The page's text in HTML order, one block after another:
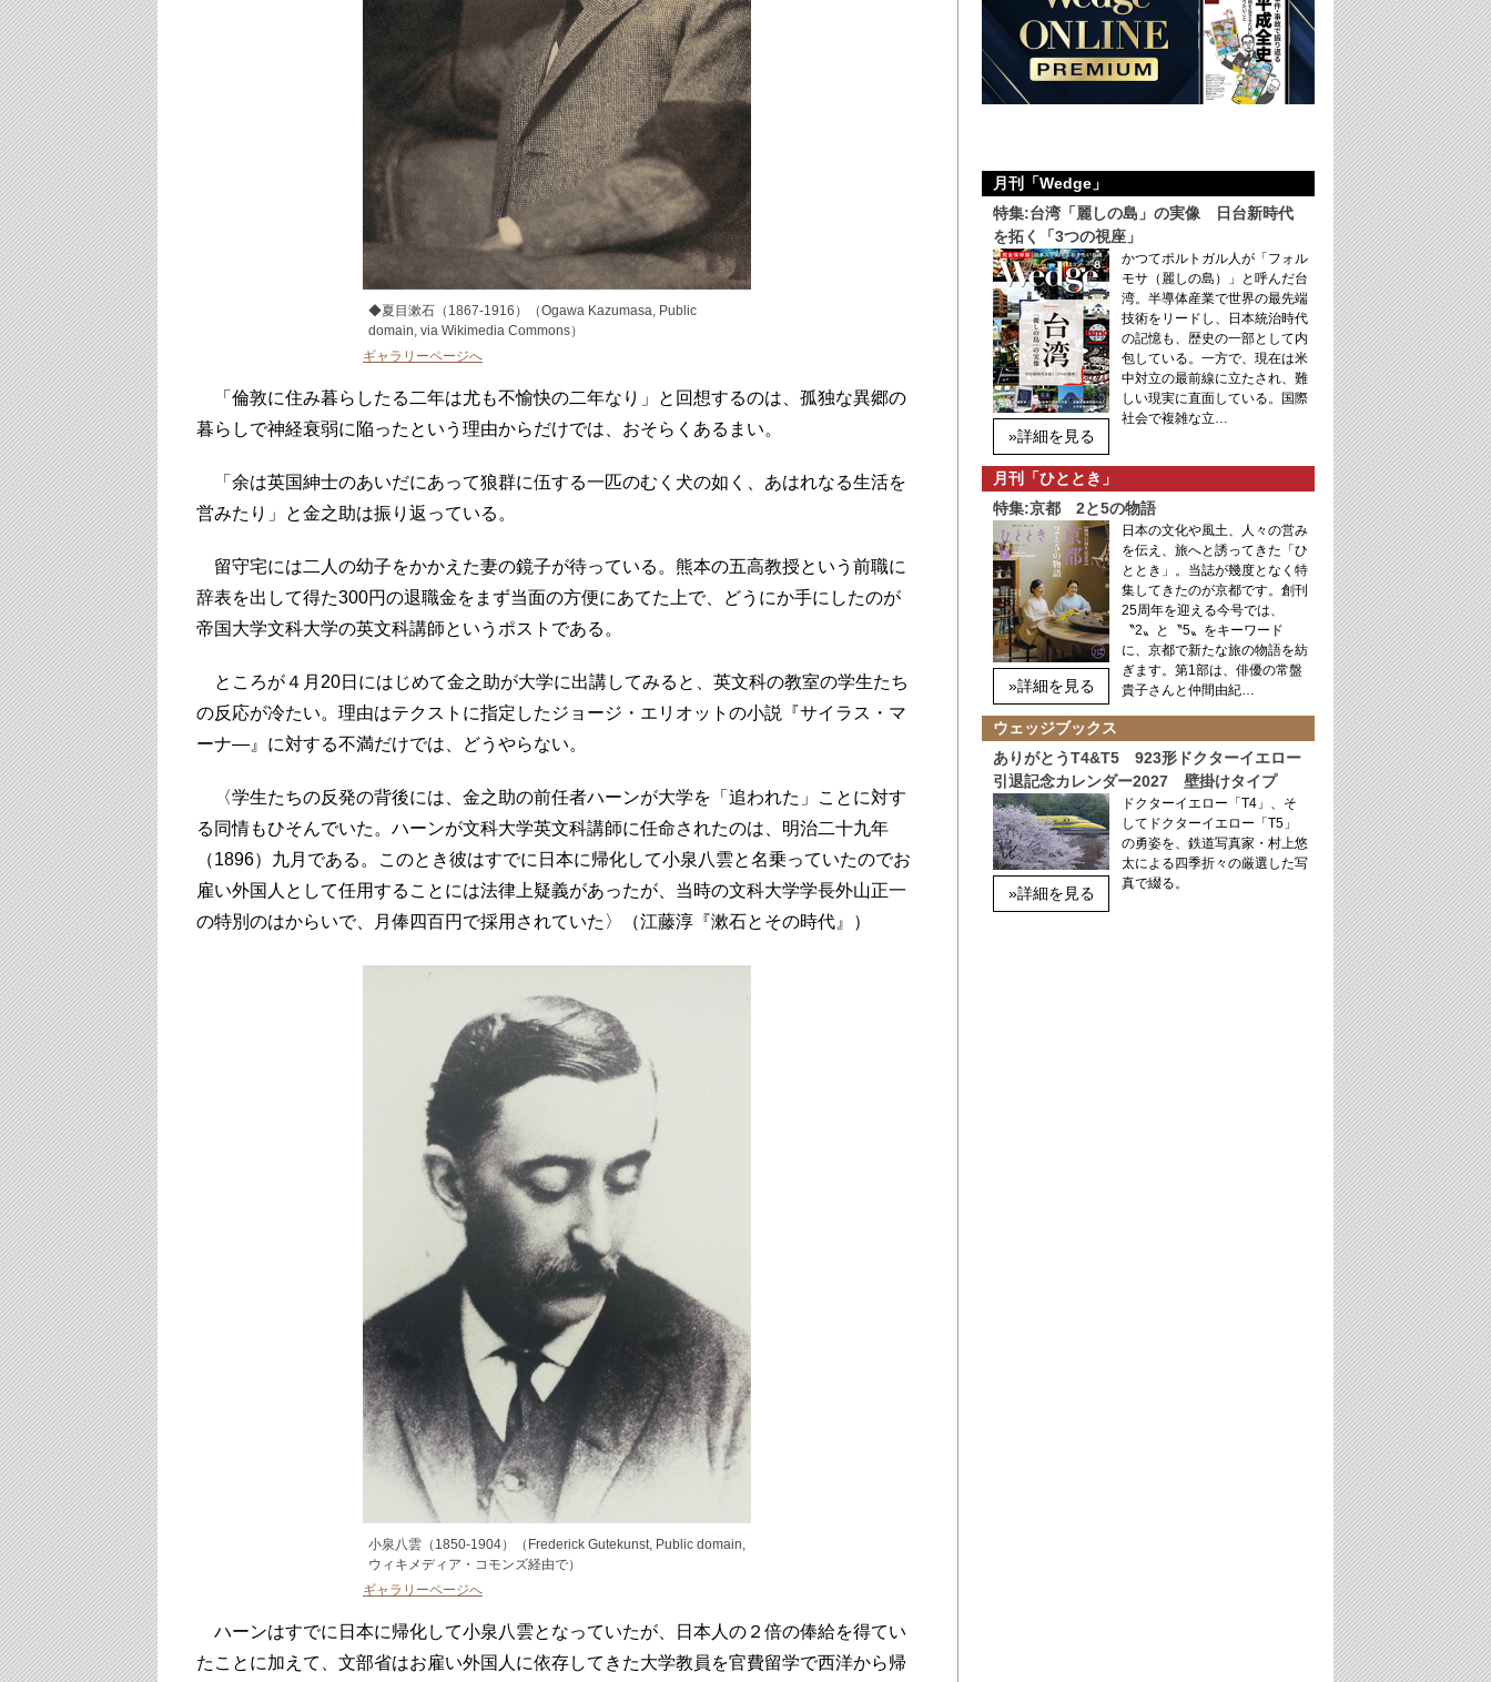
◆夏目漱石（1867-1916）（Ogawa Kazumasa, Public
domain, via Wikimedia Commons）
ギャラリーページへ
「倫敦に住み暮らしたる二年は尤も不愉快の二年なり」と回想するのは、孤独な異郷の
暮らしで神経衰弱に陥ったという理由からだけでは、おそらくあるまい。
「余は英国紳士のあいだにあって狼群に伍する一匹のむく犬の如く、あはれなる生活を
営みたり」と金之助は振り返っている。
留守宅には二人の幼子をかかえた妻の鏡子が待っている。熊本の五高教授という前職に
辞表を出して得た300円の退職金をまず当面の方便にあてた上で、どうにか手にしたのが
帝国大学文科大学の英文科講師というポストである。
ところが４月20日にはじめて金之助が大学に出講してみると、英文科の教室の学生たち
の反応が冷たい。理由はテクストに指定したジョージ・エリオットの小説『サイラス・マ
ーナ―』に対する不満だけでは、どうやらない。
〈学生たちの反発の背後には、金之助の前任者ハーンが大学を「追われた」ことに対す
る同情もひそんでいた。ハーンが文科大学英文科講師に任命されたのは、明治二十九年
（1896）九月である。このとき彼はすでに日本に帰化して小泉八雲と名乗っていたのでお
雇い外国人として任用することには法律上疑義があったが、当時の文科大学学長外山正一
の特別のはからいで、月俸四百円で採用されていた〉（江藤淳『漱石とその時代』）
小泉八雲（1850-1904）（Frederick Gutekunst, Public domain,
ウィキメディア・コモンズ経由で）
ギャラリーページへ
ハーンはすでに日本に帰化して小泉八雲となっていたが、日本人の２倍の俸給を得てい
たことに加えて、文部省はお雇い外国人に依存してきた大学教員を官費留学で西洋から帰
月刊「Wedge」
特集:台湾「麗しの島」の実像 日台新時代
を拓く「3つの視座」
»詳細を見る
かつてポルトガル人が「フォル
モサ（麗しの島）」と呼んだ台
湾。半導体産業で世界の最先端
技術をリードし、日本統治時代
の記憶も、歴史の一部として内
包している。一方で、現在は米
中対立の最前線に立たされ、難
しい現実に直面している。国際
社会で複雑な立…
月刊「ひととき」
特集:京都 2と5の物語
»詳細を見る
日本の文化や風土、人々の営み
を伝え、旅へと誘ってきた「ひ
ととき」。当誌が幾度となく特
集してきたのが京都です。創刊
25周年を迎える今号では、
〝2〟と〝5〟をキーワード
に、京都で新たな旅の物語を紡
ぎます。第1部は、俳優の常盤
貴子さんと仲間由紀…
ウェッジブックス
ありがとうT4&T5 923形ドクターイエロー
引退記念カレンダー2027 壁掛けタイプ
»詳細を見る
ドクターイエロー「T4」、そ
してドクターイエロー「T5」
の勇姿を、鉄道写真家・村上悠
太による四季折々の厳選した写
真で綴る。